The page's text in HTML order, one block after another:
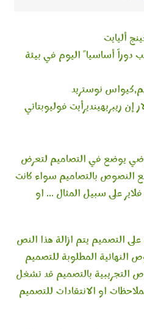
أليايت
دوراً أساسيا ً اليوم في بيئة
نوستريد
ريبريهينديرأيت فوليوبتاتي
يوضع في التصاميم لتعرض
النصوص بالتصاميم سواء كانت
على سبيل المثال … او
التصميم يتم ازالة هذا النص
المطلوبة للتصميم
بالتصميم قد تشغل
او الانتقادات للتصميم